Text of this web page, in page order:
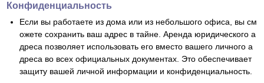
Конфиденциальность
Если вы работаете из дома или из небольшого офиса, вы см
ожете сохранить ваш адрес в тайне. Аренда юридического а
дреса позволяет использовать его вместо вашего личного а
дреса во всех официальных документах. Это обеспечивает
защиту вашей личной информации и конфиденциальность.